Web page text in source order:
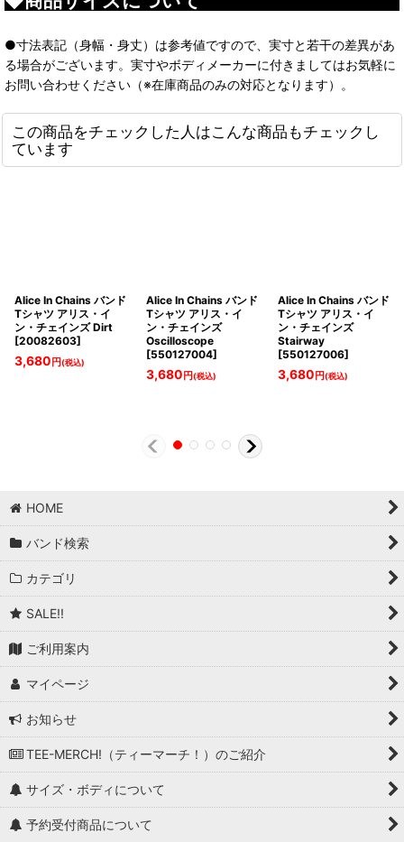
●寸法表記（身幅・身丈）は参考値ですので、実寸と若干の差異があ
る場合がございます。実寸やボディメーカーに付きましてはお気軽に
お問い合わせください（※在庫商品のみの対応となります）。
この商品をチェックした人はこんな商品もチェックし
ています
Alice In Chains バンド
Tシャツ アリス・イ
ン・チェインズ Dirt
[20082603]
3,680 円(税込)
Alice In Chains バンド
Tシャツ アリス・イ
ン・チェインズ
Oscilloscope
[550127004]
3,680 円(税込)
Alice In Chains バンド
Tシャツ アリス・イ
ン・チェインズ
Stairway
[550127006]
3,680 円(税込)
HOME
バンド検索
カテゴリ
SALE!!
ご利用案内
マイページ
お知らせ
TEE-MERCH!（ティーマーチ！）のご紹介
サイズ・ボディについて
予約受付商品について